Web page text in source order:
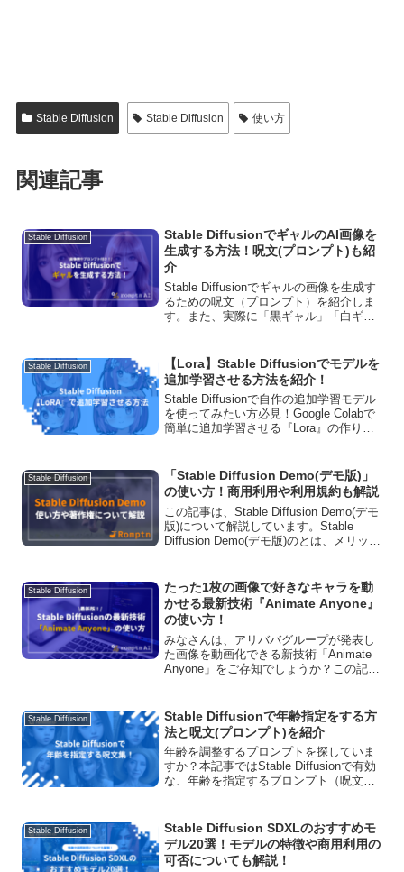
Stable Diffusion Stable Diffusion 使い方
関連記事
Stable Diffusion
Stable DiffusionでギャルのAI画像を
生成する方法！呪文(プロンプト)も紹
介
Stable Diffusionでギャルの画像を生成す
るための呪文（プロンプト）を紹介しま
す。また、実際に「黒ギャル」「白ギャ
Stable Diffusion
【Lora】Stable Diffusionでモデルを
追加学習させる方法を紹介！
Stable Diffusionで自作の追加学習モデル
を使ってみたい方必見！Google Colabで
簡単に追加学習させる『Lora』の作り方
やすくなります。
Stable Diffusion
「Stable Diffusion Demo(デモ版)」
の使い方！商用利用や利用規約も解説
この記事は、Stable Diffusion Demo(デモ
版)について解説しています。Stable
Diffusion Demo(デモ版)のとは、メリット
ます。
Stable Diffusion
たった1枚の画像で好きなキャラを動
かせる最新技術『Animate Anyone』
の使い方！
みなさんは、アリババグループが発表し
た画像を動画化できる新技術「Animate
Anyone」をご存知でしょうか？この記事
ひ最後までご覧ください！
Stable Diffusion
Stable Diffusionで年齢指定をする方
法と呪文(プロンプト)を紹介
年齢を調整するプロンプトを探していま
すか？本記事ではStable Diffusionで有効
な、年齢を指定するプロンプト（呪文）
と、生成した人物を思い通りの年齢にで
きますよ。
Stable Diffusion
Stable Diffusion SDXLのおすすめモ
デル20選！モデルの特徴や商用利用の
可否についても解説！